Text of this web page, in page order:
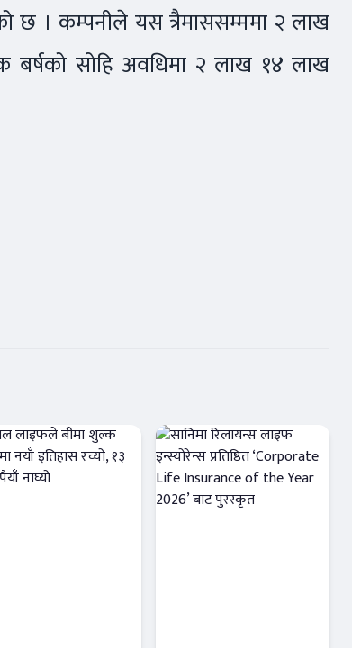
छ । कम्पनीले यस त्रैमाससम्ममा २ लाख
बर्षको सोहि अवधिमा २ लाख १४ लाख